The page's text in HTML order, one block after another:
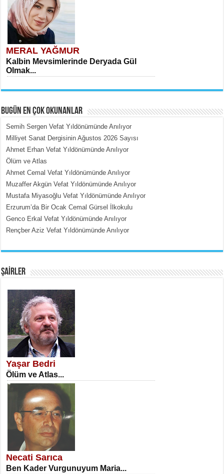
MERAL YAĞMUR
Kalbin Mevsimlerinde Deryada Gül
Olmak...
MEHMET ÇOBAN
İçerdeki Put Dışardaki Maskeler...
SATILMIŞ ÜMİT ÇETİNKAYA
Erkenlik...
NECLA DİLEK ARSLAN
Öğretmenler Günü Mahkemesi...
BUGÜN EN ÇOK OKUNANLAR
Semih Sergen Vefat Yıldönümünde Anılıyor
Milliyet Sanat Dergisinin Ağustos 2026 Sayısı
Ahmet Erhan Vefat Yıldönümünde Anılıyor
Ölüm ve Atlas
Ahmet Cemal Vefat Yıldönümünde Anılıyor
Muzaffer Akgün Vefat Yıldönümünde Anılıyor
Mustafa Miyasoğlu Vefat Yıldönümünde Anılıyor
Erzurum’da Bir Ocak Cemal Gürsel İlkokulu
Genco Erkal Vefat Yıldönümünde Anılıyor
Rençber Aziz Vefat Yıldönümünde Anılıyor
ŞAİRLER
Yaşar Bedri
Ölüm ve Atlas...
Necati Sarıca
Ben Kader Vurgunuyum Maria...